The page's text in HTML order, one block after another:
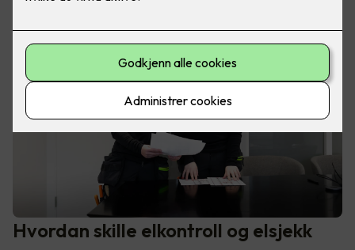
Hvordan skille elkontroll og elsjekk